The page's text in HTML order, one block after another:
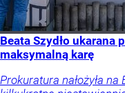
Beata Szydło ukarana
maksymalną karę
Prokuratura nałożyła na